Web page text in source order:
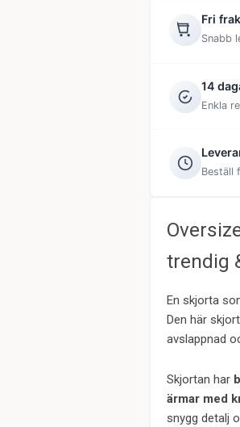
Fri
Snabb
14
Enkla
Beställ
trendig
En skjorta
Den här
avslappnad
Skjortan har
ärmar med
snygg detalj